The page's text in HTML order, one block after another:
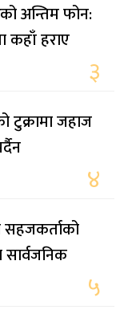
अन्तिम फोन:
कहाँ हराए
३
टुक्रामा जहाज
४
सहजकर्ताको
सार्वजनिक
५